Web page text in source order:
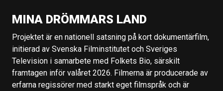
MINA DRÖMMARS LAND
Projektet är en nationell satsning på kort dokumentärfilm,
initierad av Svenska Filminstitutet och Sveriges
Television i samarbete med Folkets Bio, särskilt
framtagen inför valåret 2026. Filmerna är producerade av
erfarna regissörer med starkt eget filmspråk och är